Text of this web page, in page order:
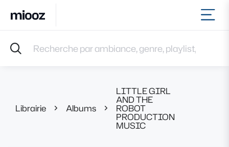
Accueil
Musiques
Contact
Librairie Albums
LITTLE GIRL
AND THE
ROBOT
PRODUCTION
MUSIC